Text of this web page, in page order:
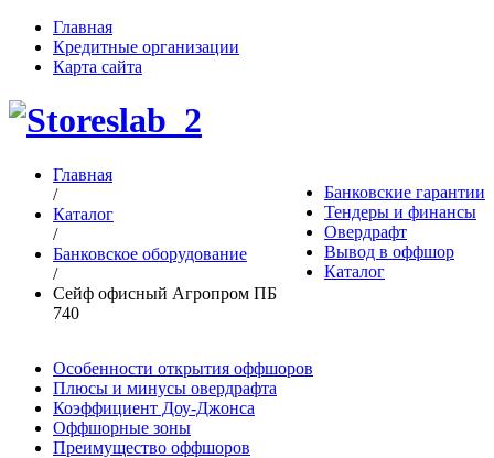
Главная
Кредитные организации
Карта сайта
Банковские гарантии
Тендеры и финансы
Овердрафт
Вывод в оффшор
Каталог
Главная
/
Каталог
/
Банковское оборудование
/
Сейф офисный Агропром ПБ
740
Особенности открытия оффшоров
Плюсы и минусы овердрафта
Коэффициент Доу-Джонса
Оффшорные зоны
Преимущество оффшоров